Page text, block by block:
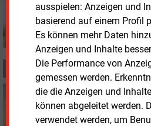
ausspielen: Anzeigen und
basierend auf einem Profil
Es können mehr Daten
Anzeigen und Inhalte
Die Performance von
gemessen werden.
die die Anzeigen und
können abgeleitet werden.
verwendet werden, um
MEHR ZUM
STROMNETZ
EU-Staaten ebnen Weg